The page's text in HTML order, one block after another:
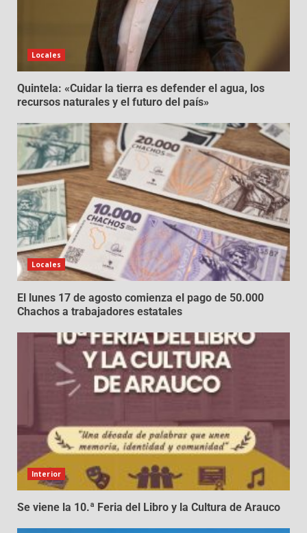
Locales
Quintela: «Cuidar la tierra es defender el agua, los
recursos naturales y el futuro del país»
Locales
El lunes 17 de agosto comienza el pago de 50.000
Chachos a trabajadores estatales
Interior
Se viene la 10.ª Feria del Libro y la Cultura de Arauco